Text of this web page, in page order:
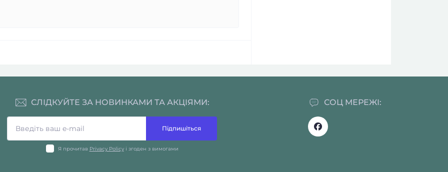
СОЦ МЕРЕЖІ:
СЛІДКУЙТЕ ЗА НОВИНКАМИ ТА АКЦІЯМИ:
Підпишіться
Я прочитав Privacy Policyі згоден з вимогами